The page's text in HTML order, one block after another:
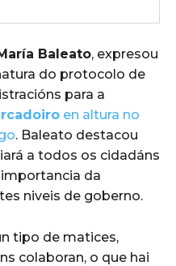
Baleato, expresou
do protocolo de
para a
en altura no
. Baleato destacou
a todos os cidadáns
da
niveis de goberno.
tipo de matices,
colaboran, o que hai